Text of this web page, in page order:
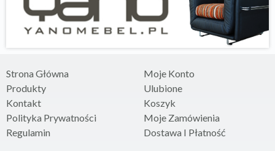
Strona Główna
Produkty
Kontakt
Polityka Prywatności
Regulamin
Moje Konto
Ulubione
Koszyk
Moje Zamówienia
Dostawa I Płatność